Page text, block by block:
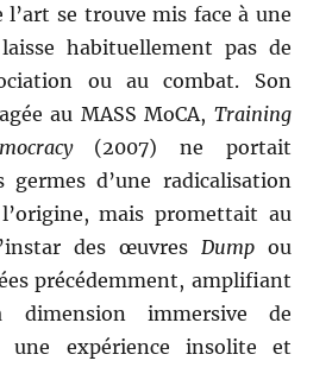
l’art se trouve mis face à une
habituellement pas de
ou au combat. Son
au MASS MoCA, Training
(2007) ne portait
d’une radicalisation
mais promettait au
des œuvres Dump ou
précédemment, amplifiant
dimension immersive de
une expérience insolite et